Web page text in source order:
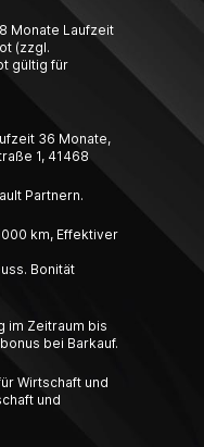
Monate Laufzeit
(zzgl.
gültig für
36 Monate,
1, 41468
Partnern.
km, Effektiver
Bonität
im Zeitraum bis
bei Barkauf.
Wirtschaft und
und